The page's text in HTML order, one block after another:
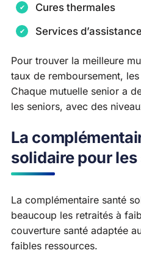
Cures thermales
Services
Pour trouver la meilleure
taux de remboursement,
Chaque mutuelle senior a
les seniors, avec des
La
solidaire pour
La complémentaire santé
beaucoup les retraités à
couverture santé adaptée
faibles ressources.